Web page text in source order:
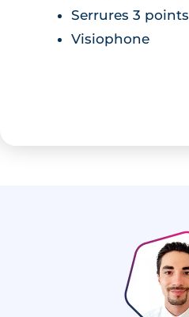
Serrures 3 points
Visiophone